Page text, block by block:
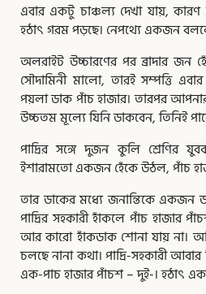
এবার একটু চাঞ্চল্য দেখা যায়, কারণ
হঠাৎ গরম পড়ছে। নেপথ্যে একজন
অলরাইট উচ্চারণের পর ব্রাদার জন
সৌদামিনী মালাে, তারই সম্পত্তি
পয়লা ডাক পাঁচ হাজার। তারপর
উচ্চতম মূল্যে যিনি ডাকবেন, তিনিই
পাদ্রির সঙ্গে দুজন কুলি শ্রেণির
ইশারামতাে একজন হেঁকে উঠল, পাঁচ
তার ডাকের মধ্যে জনান্তিকে একজন
পাদ্রির সহকারী হাঁকলে পাঁচ হাজার
আর কারাে হাঁকডাক শােনা যায় না।
চলছে নানা কথা। পাদ্রি-সহকারী
এক-পাচ হাজার পাঁচশ – দুই-। হঠাৎ